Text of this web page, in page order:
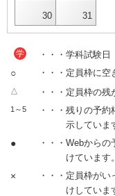
30 31
学 ・・・学科試験日
○ ・・・定員枠に空
△ ・・・定員枠の残
1～5
・・・残りの予
示していま
●
・・・Webから
けています。
×
・・・定員枠が
けしていま